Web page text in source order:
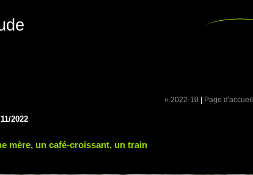
« 2022-10 | Page d'accueil
2022
mère, un café-croissant, un train